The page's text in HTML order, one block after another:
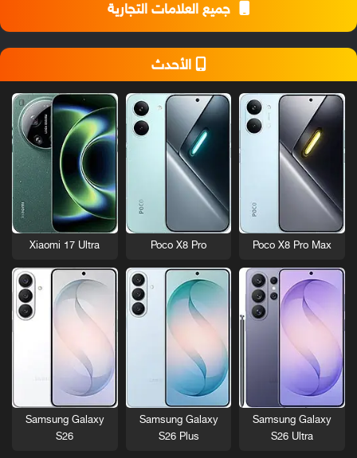
جميع العلامات التجارية
الأحدث
Poco X8 Pro Max
Poco X8 Pro
Xiaomi 17 Ultra
Samsung Galaxy
S26 Ultra
Samsung Galaxy
S26 Plus
Samsung Galaxy
S26